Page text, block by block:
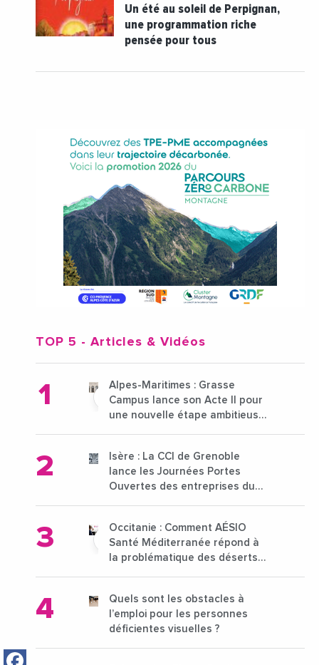
Facebook
Un été au soleil de Perpignan,
une programmation riche
pensée pour tous
TOP 5 - Articles & Vidéos
Alpes-Maritimes : Grasse
Campus lance son Acte II pour
une nouvelle étape ambitieuse
Isère : La CCI de Grenoble
lance les Journées Portes
Ouvertes des entreprises du
Occitanie : Comment AÉSIO
Santé Méditerranée répond à
la problématique des déserts
Quels sont les obstacles à
l’emploi pour les personnes
déficientes visuelles ?